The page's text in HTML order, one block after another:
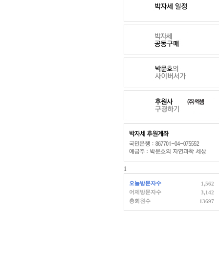
1
오늘방문자수
1,562
어제방문자수
3,142
총회원수
13697